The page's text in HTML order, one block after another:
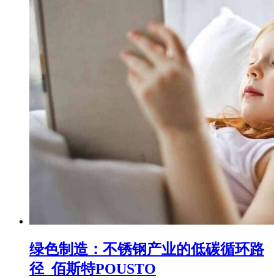
绿色制造：不锈钢产业的低碳循环路
径_佰斯特POUSTO